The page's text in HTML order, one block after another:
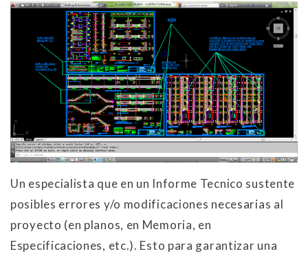
Un especialista que en un Informe Tecnico sustente
posibles errores y/o modificaciones necesarias al
proyecto (en planos, en Memoria, en
Especificaciones, etc.). Esto para garantizar una